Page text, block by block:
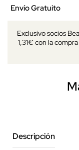
Envío Gratuito
Exclusivo socios
1,31€ con la
Descripción